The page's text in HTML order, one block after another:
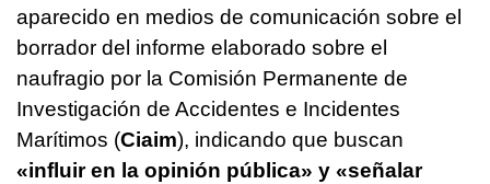
aparecido en medios de comunicación sobre el
borrador del informe elaborado sobre el
naufragio por la Comisión Permanente de
Investigación de Accidentes e Incidentes
Marítimos (Ciaim), indicando que buscan
«influir en la opinión pública» y «señalar